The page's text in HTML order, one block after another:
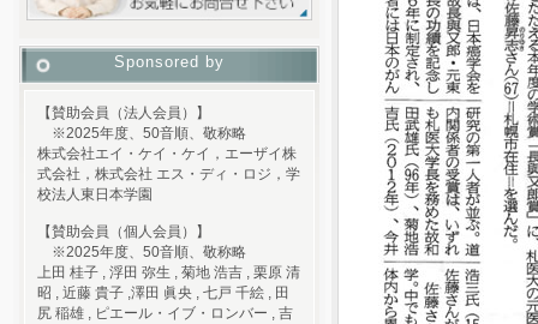
Sponsored by
【賛助会員（法人会員）】
※2025年度、50音順、敬称略
株式会社エイ・ケイ・ケイ，エーザイ株
式会社，株式会社 エス・ディ・ロジ，学
校法人東日本学園
【賛助会員（個人会員）】
※2025年度、50音順、敬称略
上田 桂子 , 浮田 弥生 , 菊地 浩吉 , 栗原 清
昭 , 近藤 貴子 ,澤田 眞央 , 七戸 千絵 , 田
尻 稲雄 , ピエール・イブ・ロンバー , 吉